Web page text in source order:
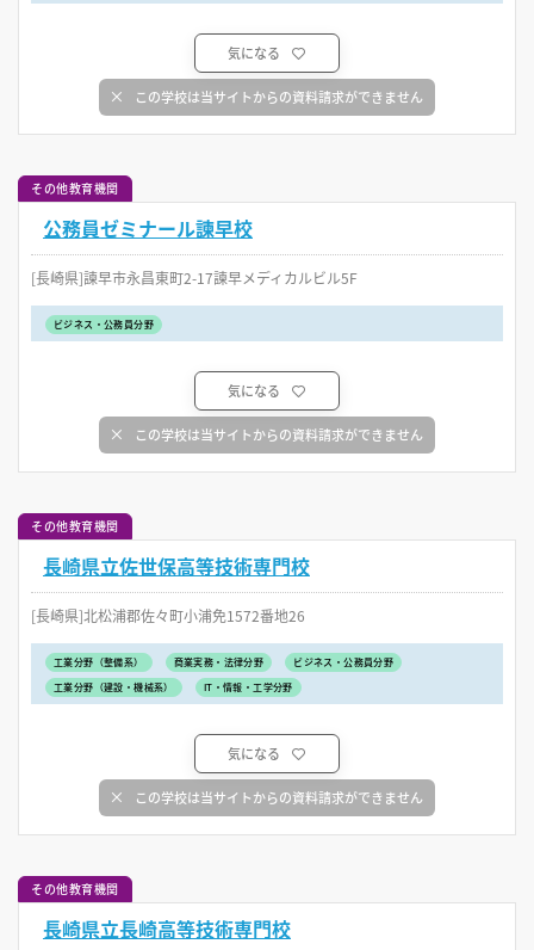
気になる
この学校は当サイトからの資料請求ができません
その他教育機関
公務員ゼミナール諫早校
[長崎県]諫早市永昌東町2-17諫早メディカルビル5F
ビジネス・公務員分野
気になる
この学校は当サイトからの資料請求ができません
その他教育機関
長崎県立佐世保高等技術専門校
[長崎県]北松浦郡佐々町小浦免1572番地26
工業分野（整備系） 商業実務・法律分野
ビジネス・公務員分野
工業分野（建設・機械系）
IT・情報・工学分野
気になる
この学校は当サイトからの資料請求ができません
その他教育機関
長崎県立長崎高等技術専門校